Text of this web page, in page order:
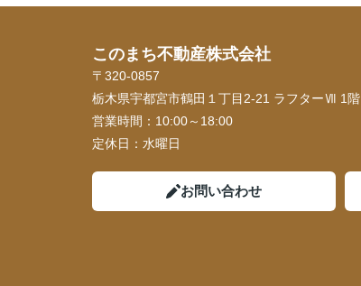
このまち不動産株式会社
〒320-0857
栃木県宇都宮市鶴田１丁目2-21 ラフターⅦ 1階
営業時間： 10:00～18:00
定休日： 水曜日
お問い合わせ